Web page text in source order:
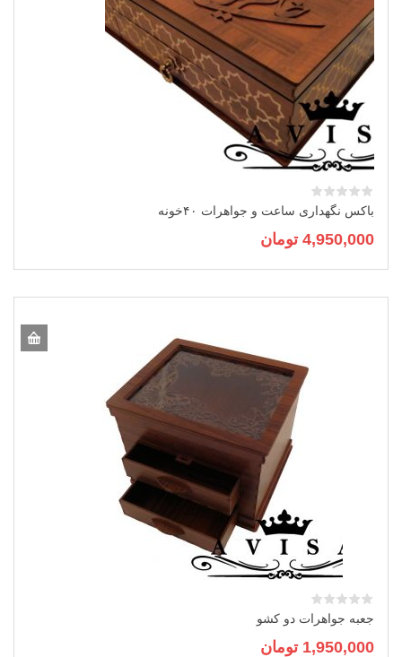
باکس نگهداری ساعت و جواهرات ۴۰خونه
4,950,000 تومان
جعبه جواهرات دو کشو
1,950,000 تومان